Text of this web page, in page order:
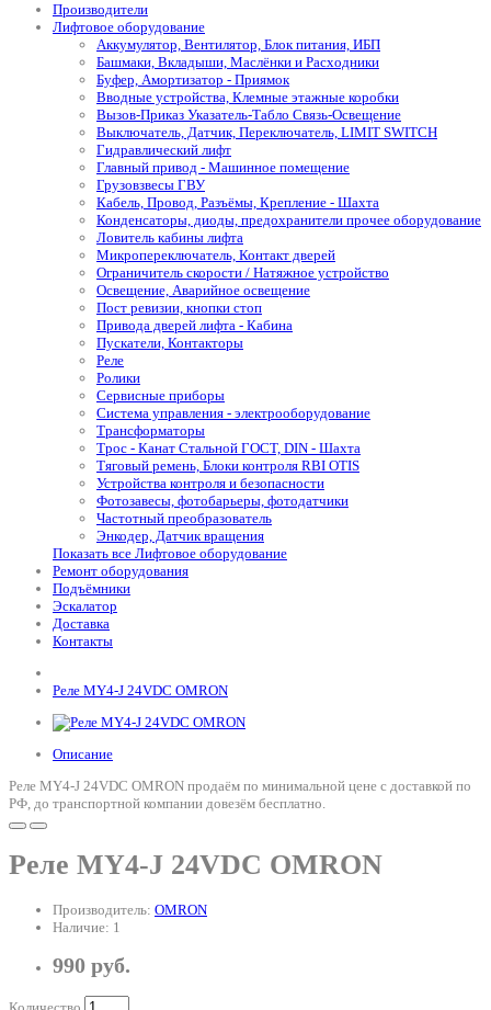
Производители
Лифтовое оборудование
Аккумулятор, Вентилятор, Блок питания, ИБП
Башмаки, Вкладыши, Маслёнки и Расходники
Буфер, Амортизатор - Приямок
Вводные устройства, Клемные этажные коробки
Вызов-Приказ Указатель-Табло Связь-Освещение
Выключатель, Датчик, Переключатель, LIMIT SWITCH
Гидравлический лифт
Главный привод - Машинное помещение
Грузовзвесы ГВУ
Кабель, Провод, Разъёмы, Крепление - Шахта
Конденсаторы, диоды, предохранители прочее оборудование
Ловитель кабины лифта
Микропереключатель, Контакт дверей
Ограничитель скорости / Натяжное устройство
Освещение, Аварийное освещение
Пост ревизии, кнопки стоп
Привода дверей лифта - Кабина
Пускатели, Контакторы
Реле
Ролики
Сервисные приборы
Система управления - электрооборудование
Трансформаторы
Трос - Канат Стальной ГОСТ, DIN - Шахта
Тяговый ремень, Блоки контроля RBI OTIS
Устройства контроля и безопасности
Фотозавесы, фотобарьеры, фотодатчики
Частотный преобразователь
Энкодер, Датчик вращения
Показать все Лифтовое оборудование
Ремонт оборудования
Подъёмники
Эскалатор
Доставка
Контакты
Реле MY4-J 24VDC OMRON
Описание
Реле MY4-J 24VDC OMRON продаём по минимальной цене с доставкой по
РФ, до транспортной компании довезём бесплатно.
Реле MY4-J 24VDC OMRON
Производитель: OMRON
Наличие: 1
990 руб.